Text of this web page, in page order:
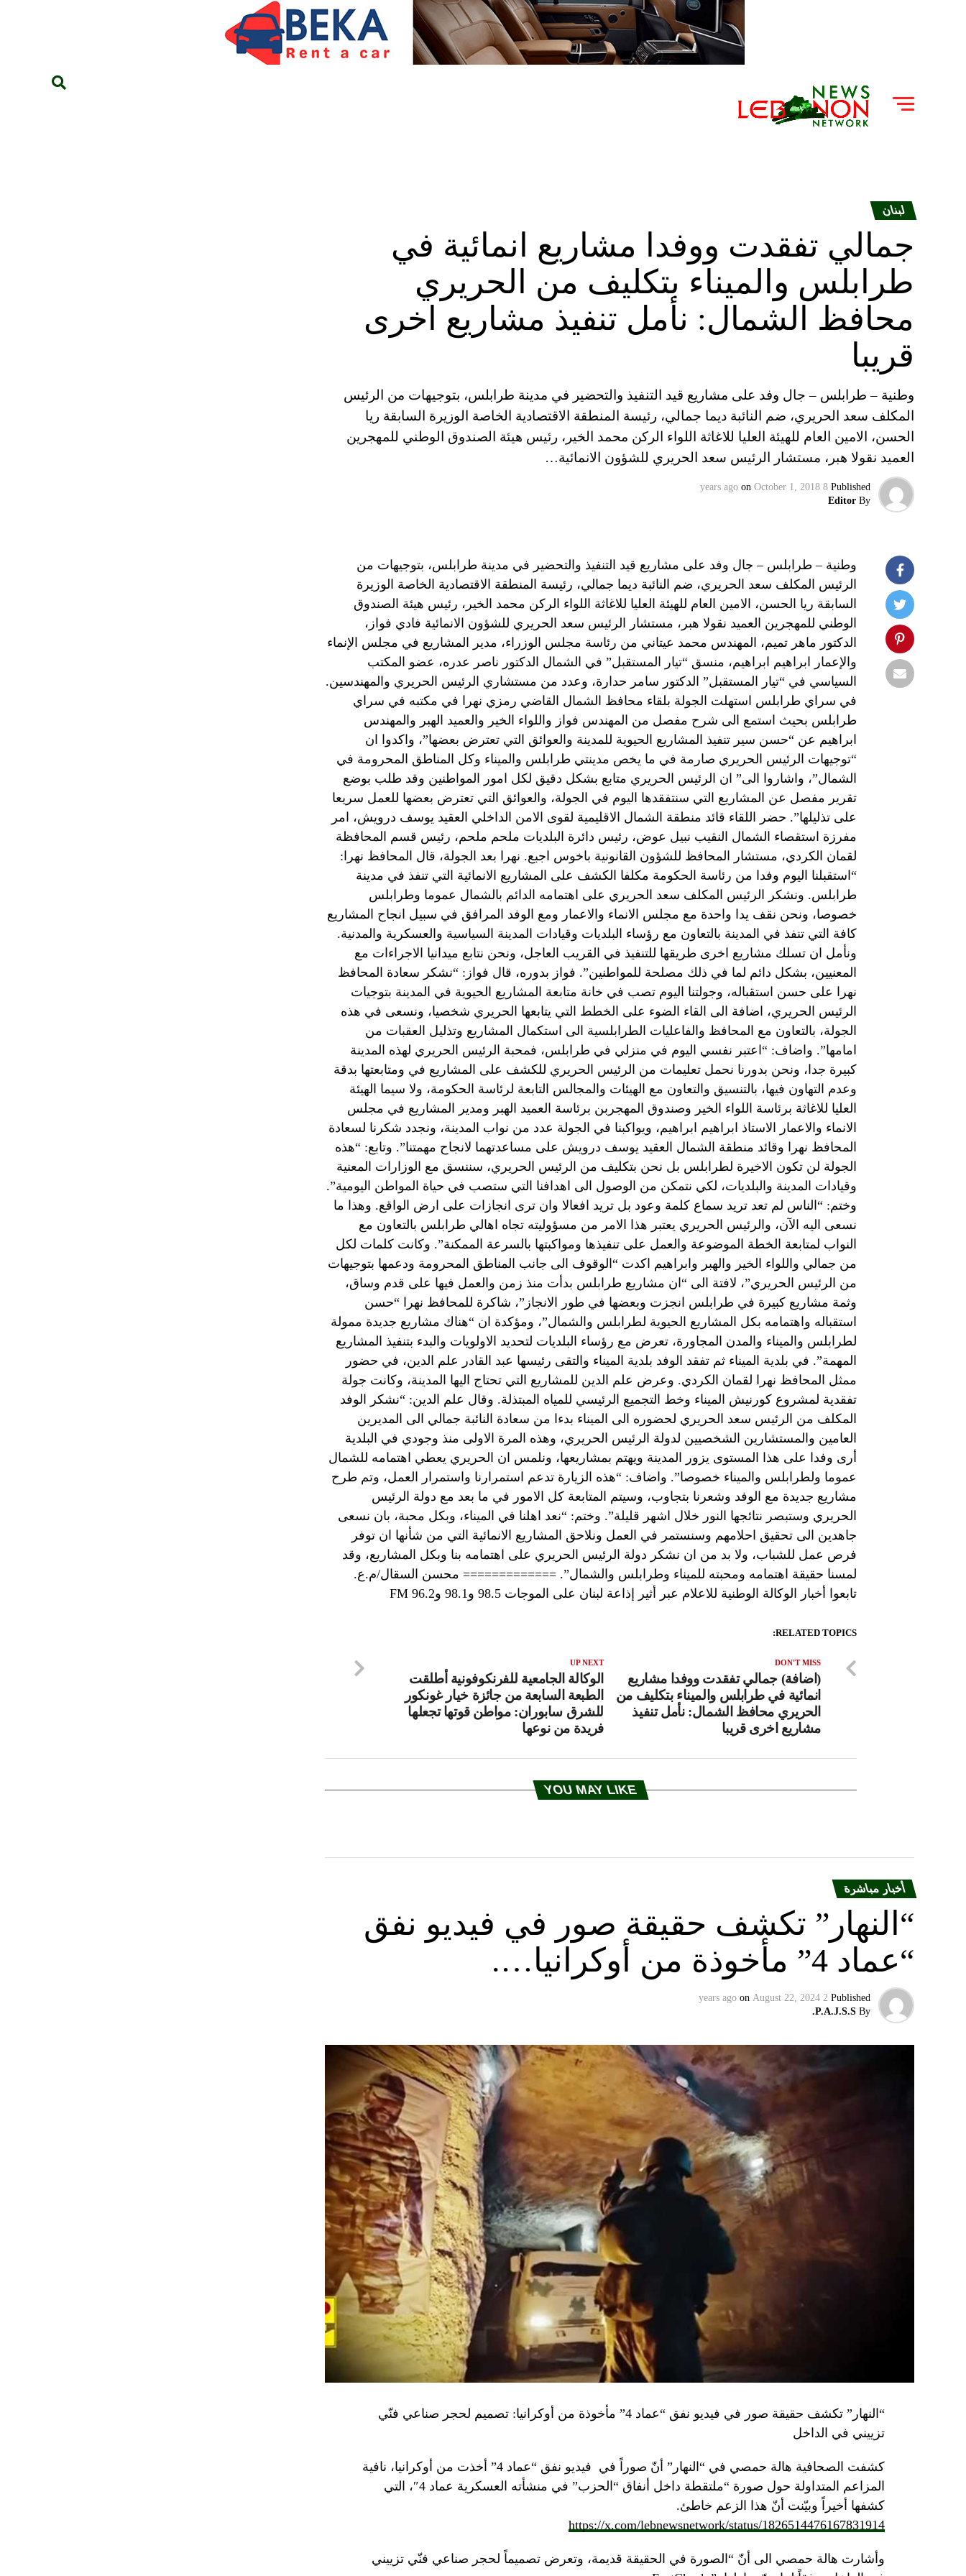
لبنان
جمالي تفقدت ووفدا مشاريع انمائية في
طرابلس والميناء بتكليف من الحريري
محافظ الشمال: نأمل تنفيذ مشاريع اخرى
قريبا
وطنية – طرابلس – جال وفد على مشاريع قيد التنفيذ والتحضير في مدينة طرابلس، بتوجيهات من الرئيس
المكلف سعد الحريري، ضم النائبة ديما جمالي، رئيسة المنطقة الاقتصادية الخاصة الوزيرة السابقة ريا
الحسن، الامين العام للهيئة العليا للاغاثة اللواء الركن محمد الخير، رئيس هيئة الصندوق الوطني للمهجرين
العميد نقولا هبر، مستشار الرئيس سعد الحريري للشؤون الانمائية…
Published
8 years ago
on October 1, 2018
By
Editor
وطنية – طرابلس – جال وفد على مشاريع قيد التنفيذ والتحضير في مدينة طرابلس، بتوجيهات من
الرئيس المكلف سعد الحريري، ضم النائبة ديما جمالي، رئيسة المنطقة الاقتصادية الخاصة الوزيرة
السابقة ريا الحسن، الامين العام للهيئة العليا للاغاثة اللواء الركن محمد الخير، رئيس هيئة الصندوق
الوطني للمهجرين العميد نقولا هبر، مستشار الرئيس سعد الحريري للشؤون الانمائية فادي فواز،
الدكتور ماهر تميم، المهندس محمد عيتاني من رئاسة مجلس الوزراء، مدير المشاريع في مجلس الإنماء
والإعمار ابراهيم ابراهيم، منسق “تيار المستقبل” في الشمال الدكتور ناصر عدره، عضو المكتب
السياسي في “تيار المستقبل” الدكتور سامر حدارة، وعدد من مستشاري الرئيس الحريري والمهندسين.
في سراي طرابلس استهلت الجولة بلقاء محافظ الشمال القاضي رمزي نهرا في مكتبه في سراي
طرابلس بحيث استمع الى شرح مفصل من المهندس فواز واللواء الخير والعميد الهبر والمهندس
ابراهيم عن “حسن سير تنفيذ المشاريع الحيوية للمدينة والعوائق التي تعترض بعضها”، واكدوا ان
“توجيهات الرئيس الحريري صارمة في ما يخص مدينتي طرابلس والميناء وكل المناطق المحرومة في
الشمال”، واشاروا الى” ان الرئيس الحريري متابع بشكل دقيق لكل امور المواطنين وقد طلب بوضع
تقرير مفصل عن المشاريع التي سنتفقدها اليوم في الجولة، والعوائق التي تعترض بعضها للعمل سريعا
على تذليلها”. حضر اللقاء قائد منطقة الشمال الاقليمية لقوى الامن الداخلي العقيد يوسف درويش، امر
مفرزة استقصاء الشمال النقيب نبيل عوض، رئيس دائرة البلديات ملحم ملحم، رئيس قسم المحافظة
لقمان الكردي، مستشار المحافظ للشؤون القانونية باخوس اجبع. نهرا بعد الجولة، قال المحافظ نهرا:
“استقبلنا اليوم وفدا من رئاسة الحكومة مكلفا الكشف على المشاريع الانمائية التي تنفذ في مدينة
طرابلس. ونشكر الرئيس المكلف سعد الحريري على اهتمامه الدائم بالشمال عموما وطرابلس
خصوصا، ونحن نقف يدا واحدة مع مجلس الانماء والاعمار ومع الوفد المرافق في سبيل انجاح المشاريع
كافة التي تنفذ في المدينة بالتعاون مع رؤساء البلديات وقيادات المدينة السياسية والعسكرية والمدنية.
ونأمل ان تسلك مشاريع اخرى طريقها للتنفيذ في القريب العاجل، ونحن نتابع ميدانيا الاجراءات مع
المعنيين، بشكل دائم لما في ذلك مصلحة للمواطنين”. فواز بدوره، قال فواز: “نشكر سعادة المحافظ
نهرا على حسن استقباله، وجولتنا اليوم تصب في خانة متابعة المشاريع الحيوية في المدينة بتوجيات
الرئيس الحريري، اضافة الى القاء الضوء على الخطط التي يتابعها الحريري شخصيا، ونسعى في هذه
الجولة، بالتعاون مع المحافظ والفاعليات الطرابلسية الى استكمال المشاريع وتذليل العقبات من
امامها”. واضاف: “اعتبر نفسي اليوم في منزلي في طرابلس، فمحبة الرئيس الحريري لهذه المدينة
كبيرة جدا، ونحن بدورنا نحمل تعليمات من الرئيس الحريري للكشف على المشاريع في ومتابعتها بدقة
وعدم التهاون فيها، بالتنسيق والتعاون مع الهيئات والمجالس التابعة لرئاسة الحكومة، ولا سيما الهيئة
العليا للاغاثة برئاسة اللواء الخير وصندوق المهجربن برئاسة العميد الهبر ومدير المشاريع في مجلس
الانماء والاعمار الاستاذ ابراهيم ابراهيم، ويواكبنا في الجولة عدد من نواب المدينة، ونجدد شكرنا لسعادة
المحافظ نهرا وقائد منطقة الشمال العقيد يوسف درويش على مساعدتهما لانجاح مهمتنا”. وتابع: “هذه
الجولة لن تكون الاخيرة لطرابلس بل نحن بتكليف من الرئيس الحريري، سننسق مع الوزارات المعنية
وقيادات المدينة والبلديات، لكي نتمكن من الوصول الى اهدافنا التي ستصب في حياة المواطن اليومية”.
وختم: “الناس لم تعد تريد سماع كلمة وعود بل تريد افعالا وان ترى انجازات على ارض الواقع. وهذا ما
نسعى اليه الآن، والرئيس الحريري يعتبر هذا الامر من مسؤوليته تجاه اهالي طرابلس بالتعاون مع
النواب لمتابعة الخطة الموضوعة والعمل على تنفيذها ومواكبتها بالسرعة الممكنة”. وكانت كلمات لكل
من جمالي واللواء الخير والهبر وابراهيم اكدت “الوقوف الى جانب المناطق المحرومة ودعمها بتوجيهات
من الرئيس الحريري”، لافتة الى “ان مشاريع طرابلس بدأت منذ زمن والعمل فيها على قدم وساق،
وثمة مشاريع كبيرة في طرابلس انجزت وبعضها في طور الانجاز”، شاكرة للمحافظ نهرا “حسن
استقباله واهتمامه بكل المشاريع الحيوية لطرابلس والشمال”، ومؤكدة ان “هناك مشاريع جديدة ممولة
لطرابلس والميناء والمدن المجاورة، تعرض مع رؤساء البلديات لتحديد الاولويات والبدء بتنفيذ المشاريع
المهمة”. في بلدية الميناء ثم تفقد الوفد بلدية الميناء والتقى رئيسها عبد القادر علم الدين، في حضور
ممثل المحافظ نهرا لقمان الكردي. وعرض علم الدين للمشاريع التي تحتاج اليها المدينة، وكانت جولة
تفقدية لمشروع كورنيش الميناء وخط التجميع الرئيسي للمياه المبتذلة. وقال علم الدين: “نشكر الوفد
المكلف من الرئيس سعد الحريري لحضوره الى الميناء بدءا من سعادة النائبة جمالي الى المديرين
العامين والمستشارين الشخصيين لدولة الرئيس الحريري، وهذه المرة الاولى منذ وجودي في البلدية
أرى وفدا على هذا المستوى يزور المدينة ويهتم بمشاريعها، ونلمس ان الحريري يعطي اهتمامه للشمال
عموما ولطرابلس والميناء خصوصا”. واضاف: “هذه الزيارة تدعم استمرارنا واستمرار العمل، وتم طرح
مشاريع جديدة مع الوفد وشعرنا بتجاوب، وسيتم المتابعة كل الامور في ما بعد مع دولة الرئيس
الحريري وستبصر نتائجها النور خلال اشهر قليلة”. وختم: “نعد اهلنا في الميناء، وبكل محبة، بان نسعى
جاهدين الى تحقيق احلامهم وسنستمر في العمل ونلاحق المشاريع الانمائية التي من شأنها ان توفر
فرص عمل للشباب، ولا بد من ان نشكر دولة الرئيس الحريري على اهتمامه بنا وبكل المشاريع، وقد
لمسنا حقيقة اهتمامه ومحبته للميناء وطرابلس والشمال”. ============= محسن السقال/م.ع.
تابعوا أخبار الوكالة الوطنية للاعلام عبر أثير إذاعة لبنان على الموجات 98.5 و98.1 و96.2 FM
RELATED TOPICS:
UP NEXT
الوكالة الجامعية للفرنكوفونية أطلقت
الطبعة السابعة من جائزة خيار غونكور
للشرق سابوران: مواطن قوتها تجعلها
فريدة من نوعها
DON'T MISS
(اضافة) جمالي تفقدت ووفدا مشاريع
انمائية في طرابلس والميناء بتكليف من
الحريري محافظ الشمال: نأمل تنفيذ
مشاريع اخرى قريبا
YOU MAY LIKE
أخبار مباشرة
“النهار” تكشف حقيقة صور في فيديو نفق
“عماد 4” مأخوذة من أوكرانيا….
Published
2 years ago
on August 22, 2024
By
P.A.J.S.S.
“النهار” تكشف حقيقة صور في فيديو نفق “عماد 4” مأخوذة من أوكرانيا: تصميم لحجر صناعي فنّي
تزييني في الداخل
كشفت الصحافية هالة حمصي في “النهار” أنّ صوراً في فيديو
نفق “عماد 4” أخذت من أوكرانيا، نافية
المزاعم المتداولة حول صورة “ملتقطة داخل أنفاق “الحزب” في منشأته العسكرية عماد 4″، التي
كشفها أخيراً وبيّنت أنّ هذا الزعم خاطئ.
https://x.com/lebnewsnetwork/status/1826514476167831914
وأشارت هالة حمصي الى أنّ “الصورة في الحقيقة قديمة، وتعرض تصميماً لحجر صناعي فنّي تزييني